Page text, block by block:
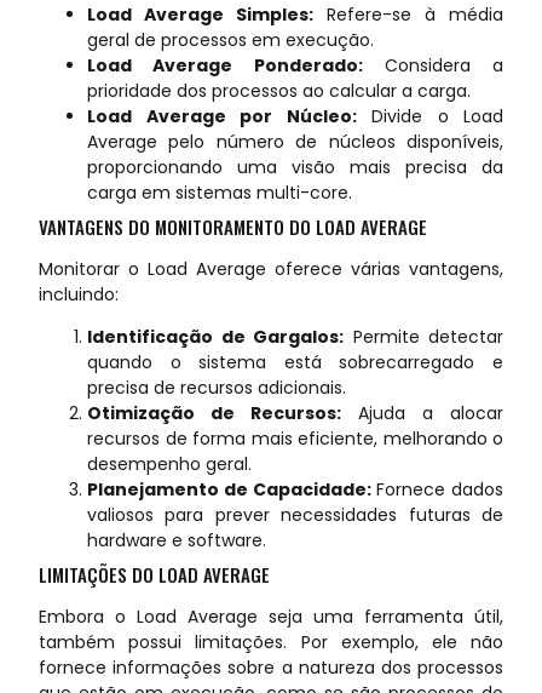
Load Average Simples: Refere-se à média
geral de processos em execução.
Load Average Ponderado:Considera a
prioridade dos processos ao calcular a carga.
Load Average por Núcleo:Divide o Load
Average pelo número de núcleos disponíveis,
proporcionando uma visão mais precisa da
carga em sistemas multi-core.
VANTAGENS DO MONITORAMENTO DO LOAD AVERAGE
Monitorar o Load Average oferece várias vantagens,
incluindo:
Identificação de Gargalos: Permite detectar
quando o sistema está sobrecarregado e
precisa de recursos adicionais.
Otimização de Recursos: Ajuda a alocar
recursos de forma mais eficiente, melhorando o
desempenho geral.
Planejamento de Capacidade:Fornece dados
valiosos para prever necessidades futuras de
hardware e software.
LIMITAÇÕES DO LOAD AVERAGE
Embora o Load Average seja uma ferramenta útil,
também possui limitações. Por exemplo, ele não
fornece informações sobre a natureza dos processos